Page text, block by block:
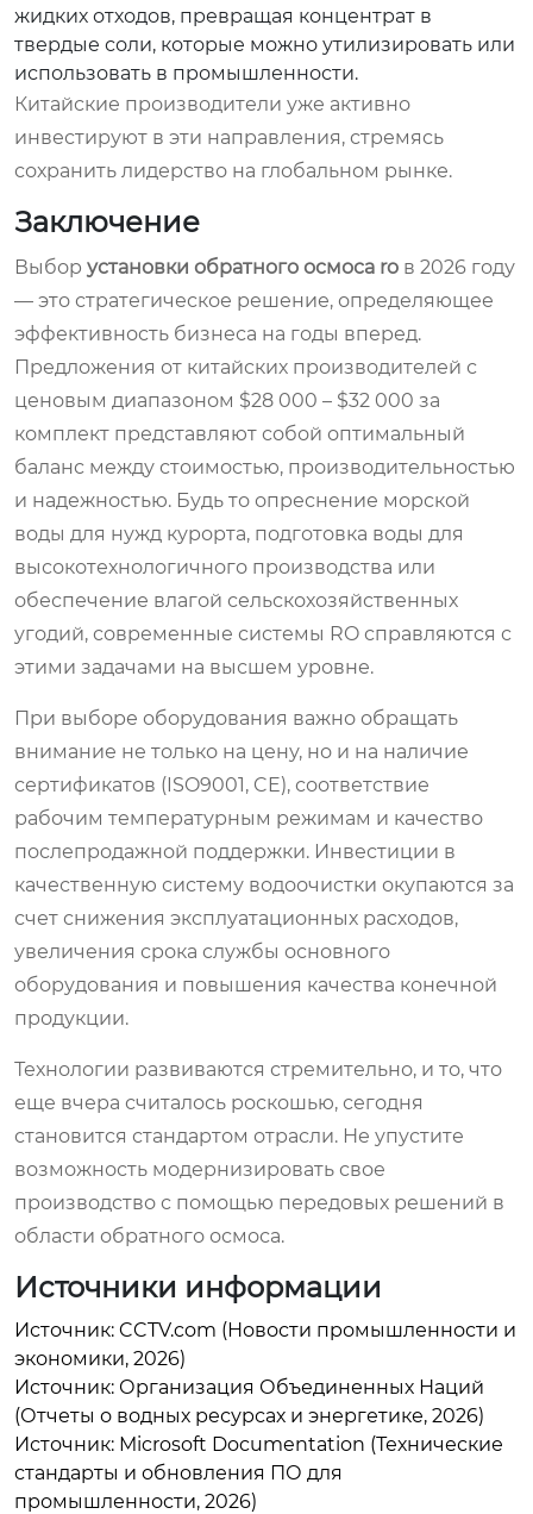
жидких отходов, превращая концентрат в
твердые соли, которые можно утилизировать или
использовать в промышленности.
Китайские производители уже активно
инвестируют в эти направления, стремясь
сохранить лидерство на глобальном рынке.
Заключение
Выбор установки обратного осмоса ro в 2026 году
— это стратегическое решение, определяющее
эффективность бизнеса на годы вперед.
Предложения от китайских производителей с
ценовым диапазоном $28 000 – $32 000 за
комплект представляют собой оптимальный
баланс между стоимостью, производительностью
и надежностью. Будь то опреснение морской
воды для нужд курорта, подготовка воды для
высокотехнологичного производства или
обеспечение влагой сельскохозяйственных
угодий, современные системы RO справляются с
этими задачами на высшем уровне.
При выборе оборудования важно обращать
внимание не только на цену, но и на наличие
сертификатов (ISO9001, CE), соответствие
рабочим температурным режимам и качество
послепродажной поддержки. Инвестиции в
качественную систему водоочистки окупаются за
счет снижения эксплуатационных расходов,
увеличения срока службы основного
оборудования и повышения качества конечной
продукции.
Технологии развиваются стремительно, и то, что
еще вчера считалось роскошью, сегодня
становится стандартом отрасли. Не упустите
возможность модернизировать свое
производство с помощью передовых решений в
области обратного осмоса.
Источники информации
Источник: CCTV.com (Новости промышленности и
экономики, 2026)
Источник: Организация Объединенных Наций
(Отчеты о водных ресурсах и энергетике, 2026)
Источник: Microsoft Documentation (Технические
стандарты и обновления ПО для
промышленности, 2026)